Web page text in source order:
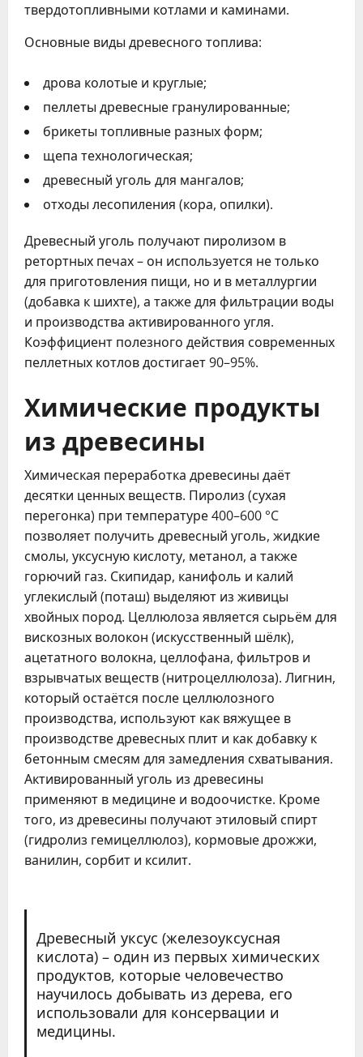
твердотопливными котлами и каминами.
Основные виды древесного топлива:
дрова колотые и круглые;
пеллеты древесные гранулированные;
брикеты топливные разных форм;
щепа технологическая;
древесный уголь для мангалов;
отходы лесопиления (кора, опилки).
Древесный уголь получают пиролизом в
ретортных печах – он используется не только
для приготовления пищи, но и в металлургии
(добавка к шихте), а также для фильтрации воды
и производства активированного угля.
Коэффициент полезного действия современных
пеллетных котлов достигает 90–95%.
Химические продукты
из древесины
Химическая переработка древесины даёт
десятки ценных веществ. Пиролиз (сухая
перегонка) при температуре 400–600 °C
позволяет получить древесный уголь, жидкие
смолы, уксусную кислоту, метанол, а также
горючий газ. Скипидар, канифоль и калий
углекислый (поташ) выделяют из живицы
хвойных пород. Целлюлоза является сырьём для
вискозных волокон (искусственный шёлк),
ацетатного волокна, целлофана, фильтров и
взрывчатых веществ (нитроцеллюлоза). Лигнин,
который остаётся после целлюлозного
производства, используют как вяжущее в
производстве древесных плит и как добавку к
бетонным смесям для замедления схватывания.
Активированный уголь из древесины
применяют в медицине и водоочистке. Кроме
того, из древесины получают этиловый спирт
(гидролиз гемицеллюлоз), кормовые дрожжи,
ванилин, сорбит и ксилит.
Древесный уксус (железоуксусная
кислота) – один из первых химических
продуктов, которые человечество
научилось добывать из дерева, его
использовали для консервации и
медицины.